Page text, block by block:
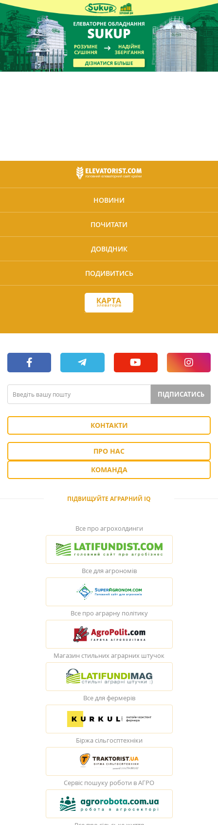
НОВИНИ
ПОЧИТАТИ
ДОВІДНИК
ПОДИВИТИСЬ
ПІДПИСАТИСЬ
КОНТАКТИ
ПРО НАС
КОМАНДА
ПІДВИЩУЙТЕ АГРАРНИЙ IQ
Все про агрохолдинги
Все для агрономів
Все про аграрну політику
Магазин стильних аграрних штучок
Все для фермерів
Біржа сільгосптехніки
Сервіс пошуку роботи в АГРО